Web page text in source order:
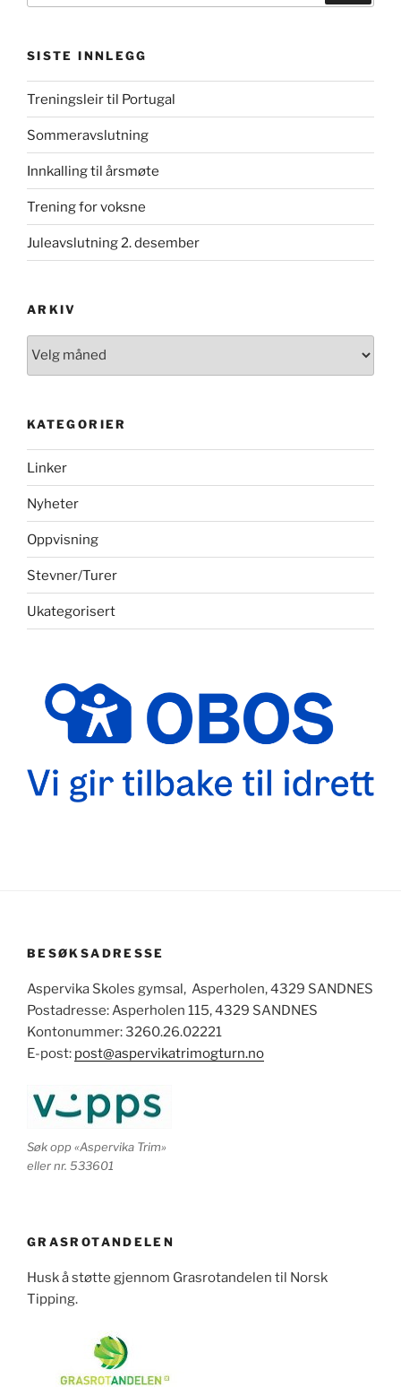
SISTE INNLEGG
Treningsleir til Portugal
Sommeravslutning
Innkalling til årsmøte
Trening for voksne
Juleavslutning 2. desember
ARKIV
KATEGORIER
Linker
Nyheter
Oppvisning
Stevner/Turer
Ukategorisert
BESØKSADRESSE
Aspervika Skoles gymsal, Asperholen, 4329 SANDNES
Postadresse: Asperholen 115, 4329 SANDNES
Kontonummer: 3260.26.02221
E-post: post@aspervikatrimogturn.no
Søk opp «Aspervika Trim»
eller nr. 533601
GRASROTANDELEN
Husk å støtte gjennom Grasrotandelen til Norsk
Tipping.